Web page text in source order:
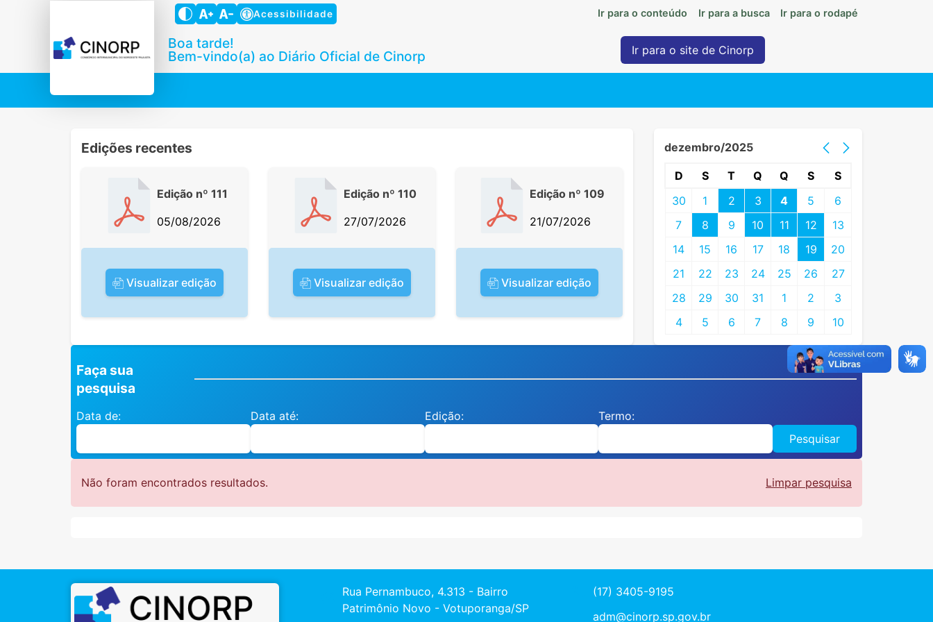
Acessibilidade Ir para o conteúdo Ir para a busca Ir para o rodapé
Boa tarde!
Bem-vindo(a) ao Diário Oficial de Cinorp Ir para o site de Cinorp
Edições recentes
Edição nº 111
05/08/2026
Visualizar edição
Edição nº 110
27/07/2026
Visualizar edição
Edição nº 109
21/07/2026
Visualizar edição
dezembro/2025
D S T Q Q S
S
30
1 2 3 4 5
6
7
8 9 10 11 12
13
14
15 16 17 18 19
20
21
22 23 24 25 26
27
28
29 30 31 1 2
3
4
5 6 7 8 9 10
Faça sua
pesquisa
Data de: Data até: Edição:
Termo:
Pesquisar
Não foram encontrados resultados. Limpar pesquisa
Rua Pernambuco, 4.313 - Bairro
Patrimônio Novo - Votuporanga/SP
(17) 3405-9195
adm@cinorp.sp.gov.br